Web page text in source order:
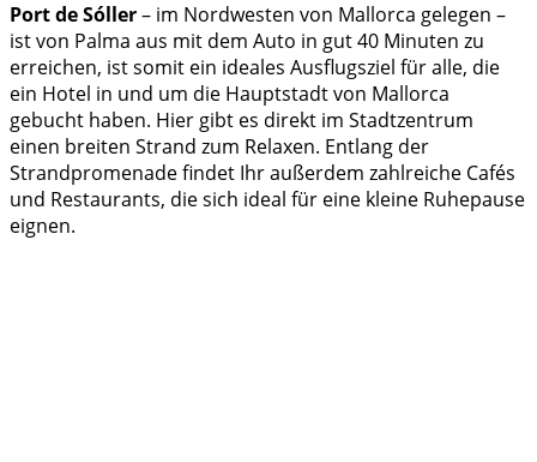
Port de Sóller– im Nordwesten von Mallorca gelegen –
ist von Palma aus mit dem Auto in gut 40 Minuten zu
erreichen, ist somit ein ideales Ausflugsziel für alle, die
ein Hotel in und um die Hauptstadt von Mallorca
gebucht haben. Hier gibt es direkt im Stadtzentrum
einen breiten Strand zum Relaxen. Entlang der
Strandpromenade findet Ihr außerdem zahlreiche Cafés
und Restaurants, die sich ideal für eine kleine Ruhepause
eignen.